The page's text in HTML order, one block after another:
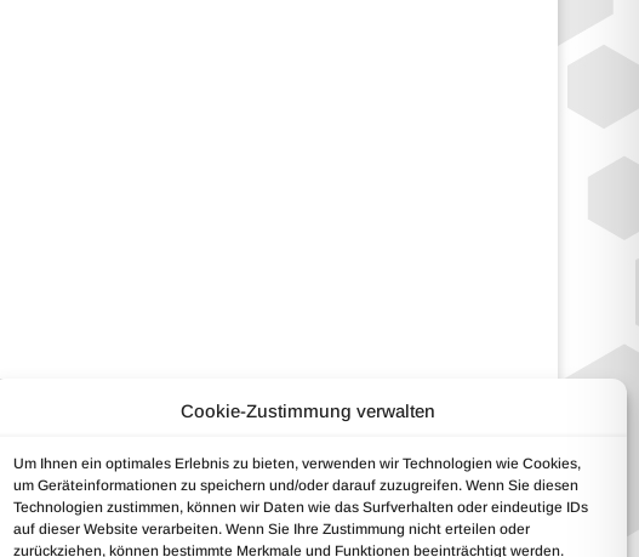
Cookie-Zustimmung verwalten
Um Ihnen ein optimales Erlebnis zu bieten, verwenden wir Technologien wie Cookies,
um Geräteinformationen zu speichern und/oder darauf zuzugreifen. Wenn Sie diesen
Technologien zustimmen, können wir Daten wie das Surfverhalten oder eindeutige IDs
auf dieser Website verarbeiten. Wenn Sie Ihre Zustimmung nicht erteilen oder
zurückziehen, können bestimmte Merkmale und Funktionen beeinträchtigt werden.
Zertifizierung